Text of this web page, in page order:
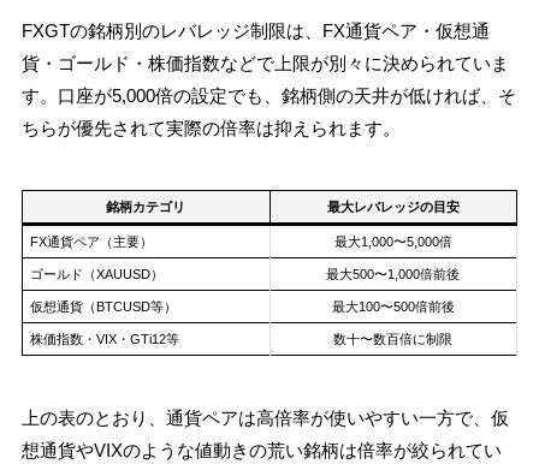
FXGTの銘柄別のレバレッジ制限は、FX通貨ペア・仮想通
貨・ゴールド・株価指数などで上限が別々に決められていま
す。口座が5,000倍の設定でも、銘柄側の天井が低ければ、そ
ちらが優先されて実際の倍率は抑えられます。
銘柄カテゴリ 最大レバレッジの目安
FX通貨ペア（主要） 最大1,000〜5,000倍
ゴールド（XAUUSD） 最大500〜1,000倍前後
仮想通貨（BTCUSD等） 最大100〜500倍前後
株価指数・VIX・GTi12等 数十〜数百倍に制限
上の表のとおり、通貨ペアは高倍率が使いやすい一方で、仮
想通貨やVIXのような値動きの荒い銘柄は倍率が絞られてい